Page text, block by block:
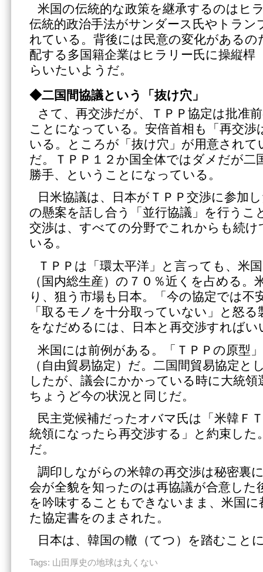
米国の伝統的な政策を継承するのはヒ
伝統的政治手法がサンダース氏やトラン
れている。背後には民意の変化があるの
配する多国籍企業はヒラリー氏に操縦桿
らいたいようだ。
◆二国間協議という「抜け穴」
さて、再交渉だが、ＴＰＰ協定は批准
ことになっている。安倍首相も「再交渉
いる。ところが「抜け穴」が用意されて
だ。ＴＰＰ１２か国全体ではダメだが二
勝手、ということになっている。
日米協議は、日本がＴＰＰ交渉に参加
の懸案を話し合う「並行協議」を行うこ
交渉は、すべての分野でこれからも続
いる。
ＴＰＰは「環太平洋」と言っても、米
（国内総生産）の７０％近くを占める。
り、狙う市場も日本。「今の協定では不
「取るモノを十分取っていない」と怒
をなだめるには、日本と再交渉すればい
米国には前例がある。「ＴＰＰの原型
（自由貿易協定）だ。二国間貿易協定と
したが、議会にかかっている時に大統
ちょうど今の状況と同じだ。
民主党候補だったオバマ氏は「米韓Ｆ
統領になったら再交渉する」と約束した
だ。
調印しながらの米韓の再交渉は秘密裏
会が全貌を知ったのは再協議が合意した
を吟味することもできないまま、米国
た協定書をのまされた。
日本は、韓国の轍（てつ）を踏むこと
Tags: 山田厚史の地球は丸くない